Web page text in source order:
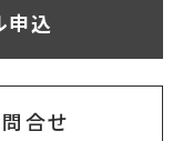
申込
合せ